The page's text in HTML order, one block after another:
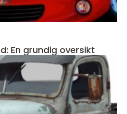
En grundig oversikt